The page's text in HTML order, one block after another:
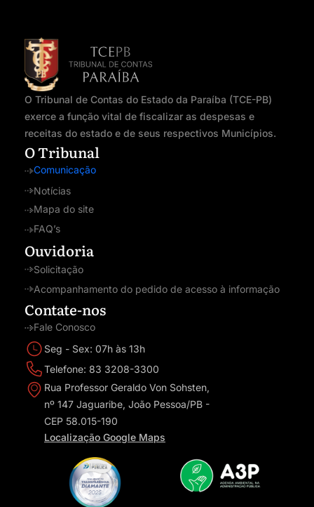
O Tribunal de Contas do Estado da Paraíba (TCE-PB)
exerce a função vital de fiscalizar as despesas e
receitas do estado e de seus respectivos Municípios.
O Tribunal
Comunicação
Notícias
Mapa do site
FAQ’s
Ouvidoria
Solicitação
Acompanhamento do pedido de acesso à informação
Contate-nos
Fale Conosco
Seg - Sex: 07h às 13h
Telefone: 83 3208-3300
Rua Professor Geraldo Von Sohsten,
nº 147 Jaguaribe, João Pessoa/PB -
CEP 58.015-190
Localização Google Maps